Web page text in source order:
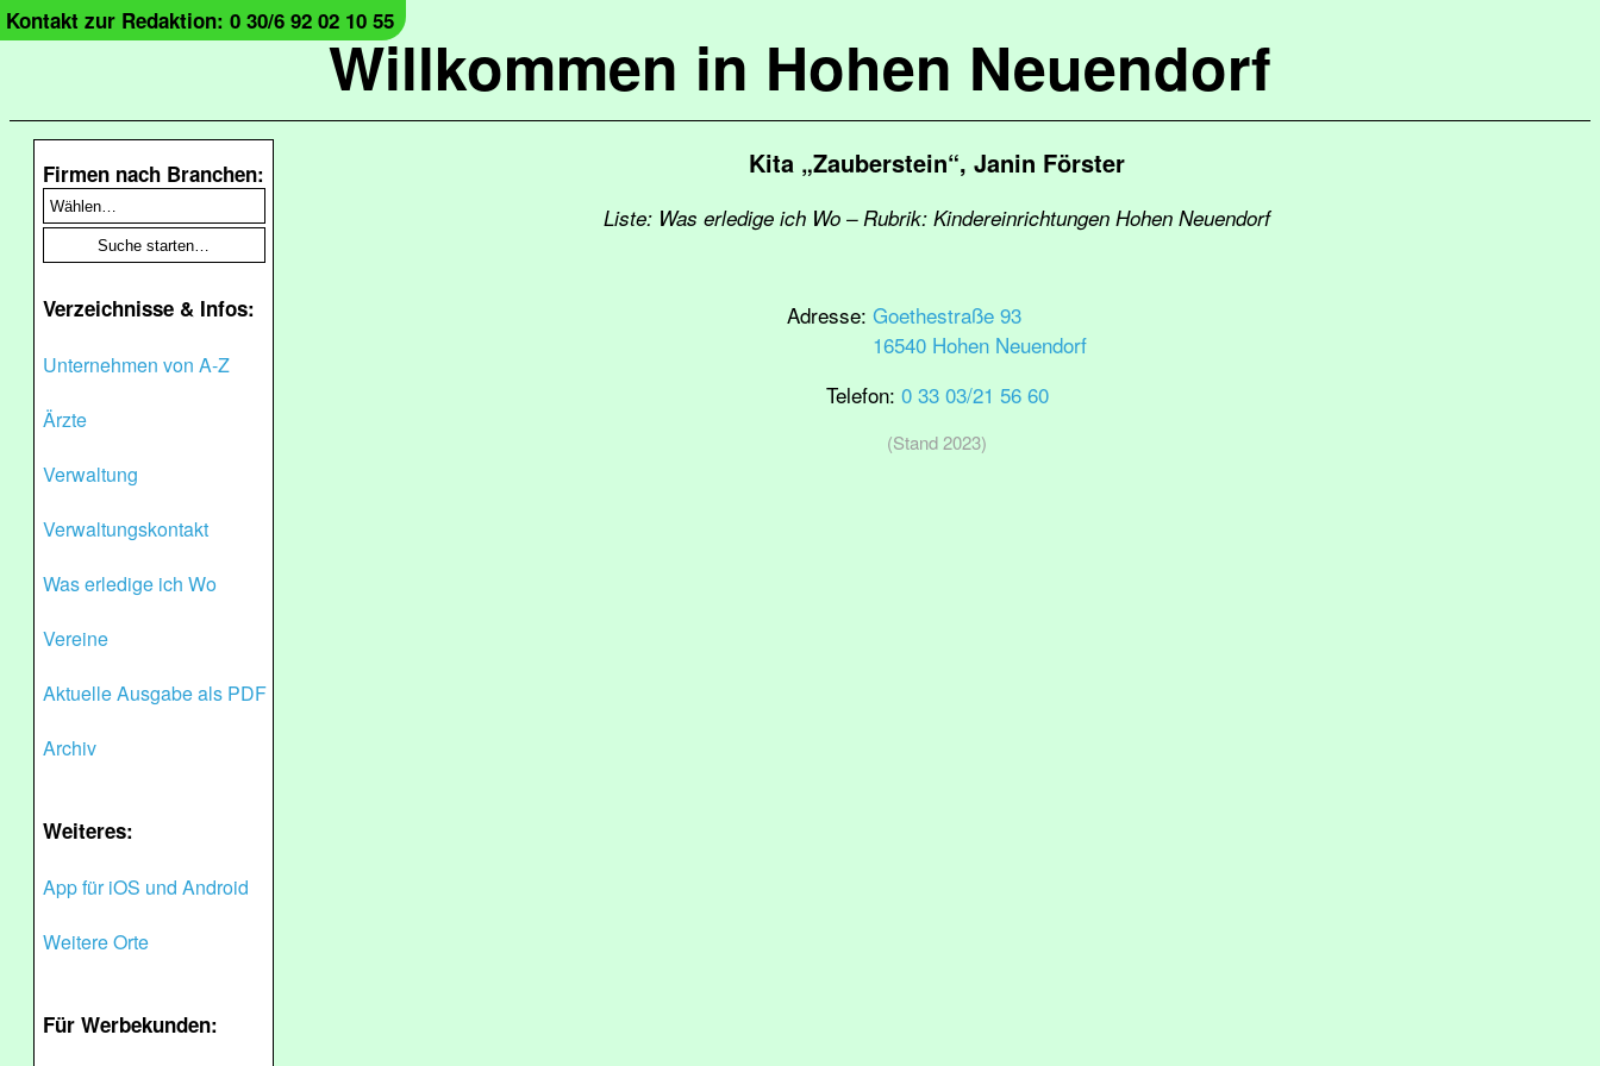
Willkommen in Hohen Neuendorf
Kontakt zur Redaktion: 0 30/6 92 02 10 55
Firmen nach Branchen:
Verzeichnisse & Infos:
Unternehmen von A-Z
Ärzte
Verwaltung
Verwaltungskontakt
Was erledige ich Wo
Vereine
Aktuelle Ausgabe als PDF
Archiv
Weiteres:
App für iOS und Android
Weitere Orte
Für Werbekunden:
Kita „Zauberstein“, Janin Förster
Liste: Was erledige ich Wo – Rubrik: Kindereinrichtungen Hohen Neuendorf
Adresse: Goethestraße 93
16540 Hohen Neuendorf
Telefon: 0 33 03/21 56 60
(Stand 2023)